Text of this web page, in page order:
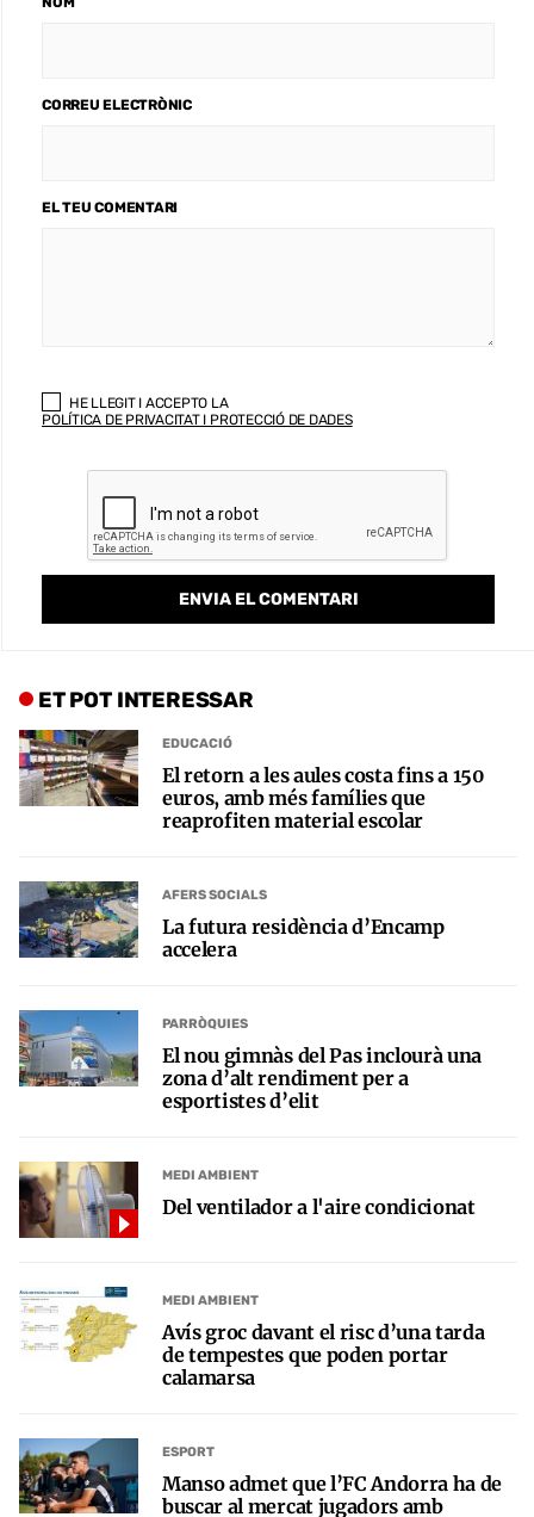
CORREU ELECTRÒNIC
EL TEU COMENTARI
HE LLEGIT I ACCEPTO LA
POLÍTICA DE PRIVACITAT I PROTECCIÓ DE DADES
ET POT INTERESSAR
EDUCACIÓ
El retorn a les aules costa fins a 150
euros, amb més famílies que
reaprofiten material escolar
AFERS SOCIALS
La futura residència d’Encamp
accelera
PARRÒQUIES
El nou gimnàs del Pas inclourà una
zona d’alt rendiment per a
esportistes d’elit
MEDI AMBIENT
Del ventilador a l'aire condicionat
MEDI AMBIENT
Avís groc davant el risc d’una tarda
de tempestes que poden portar
calamarsa
ESPORT
Manso admet que l’FC Andorra ha de
buscar al mercat jugadors amb